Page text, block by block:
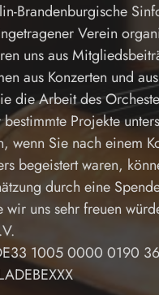
Brandenburgische
Verein
uns aus
aus Konzerten und
die Arbeit des
Projekte
wenn Sie nach einem
begeistert waren,
durch eine
wir uns sehr freuen
1005 0000 0190